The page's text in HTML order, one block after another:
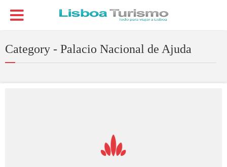
Category - Palacio Nacional de Ajuda